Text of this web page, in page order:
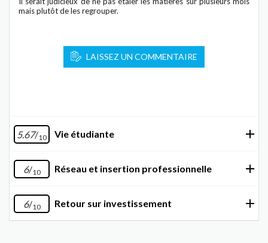
mais plutôt de les regrouper.
LAISSEZ UN COMMENTAIRE
5.67/10 Vie étudiante
6/10 Réseau et insertion professionnelle
6/10 Retour sur investissement